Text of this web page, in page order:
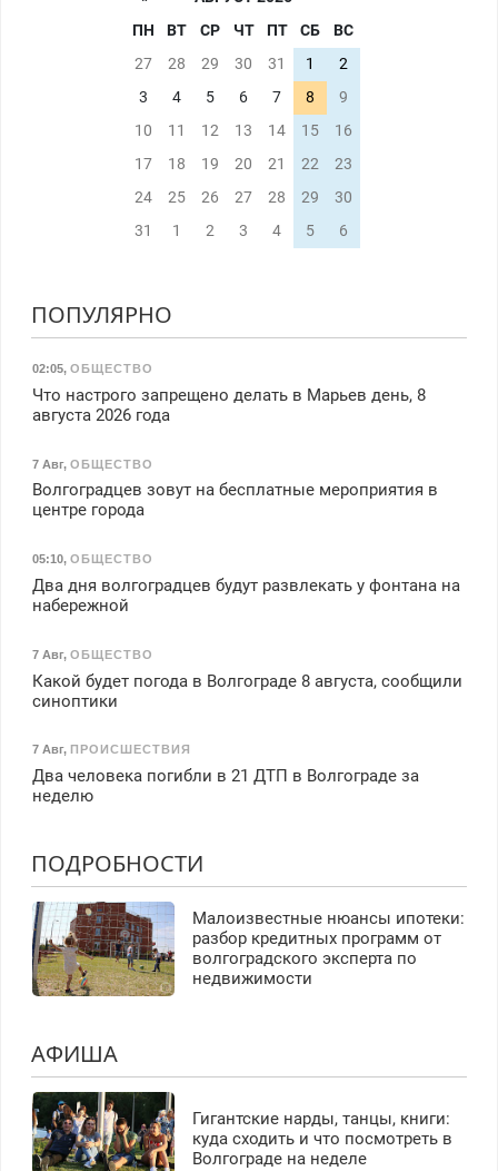
ПН
ВТ СР ЧТ ПТ СБ
ВС
27
28 29 30 31 1
2
3
4 5 6 7 8
9
10
11 12 13 14 15
16
17
18 19 20 21 22
23
24
25 26 27 28 29
30
31
1 2 3 4 5 6
ПОПУЛЯРНО
02:05, ОБЩЕСТВО
Что настрого запрещено делать в Марьев день, 8
августа 2026 года
7 Авг, ОБЩЕСТВО
Волгоградцев зовут на бесплатные мероприятия в
центре города
05:10, ОБЩЕСТВО
Два дня волгоградцев будут развлекать у фонтана на
набережной
7 Авг, ОБЩЕСТВО
Какой будет погода в Волгограде 8 августа, сообщили
синоптики
7 Авг, ПРОИСШЕСТВИЯ
Два человека погибли в 21 ДТП в Волгограде за
неделю
ПОДРОБНОСТИ
Малоизвестные нюансы ипотеки:
разбор кредитных программ от
волгоградского эксперта по
недвижимости
АФИША
Гигантские нарды, танцы, книги:
куда сходить и что посмотреть в
Волгограде на неделе